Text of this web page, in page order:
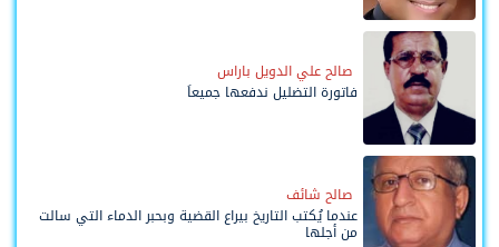
صالح علي الدويل باراس
فاتورة التضليل ندفعها جميعاً
صالح شائف
عندما يُكتب التاريخ بيراع القضية وبحبر الدماء التي سالت
من أجلها